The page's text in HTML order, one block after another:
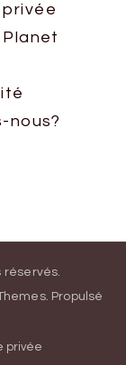
nous?
réservés.
. Propulsé
privée